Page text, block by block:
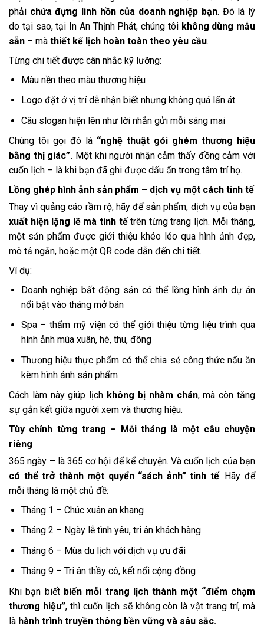
phải chứa đựng linh hồn của doanh nghiệp bạn. Đó là lý
do tại sao, tại In An Thịnh Phát, chúng tôi không dùng mẫu
sẵn – mà thiết kế lịch hoàn toàn theo yêu cầu.
Từng chi tiết được cân nhắc kỹ lưỡng:
Màu nền theo màu thương hiệu
Logo đặt ở vị trí dễ nhận biết nhưng không quá lấn át
Câu slogan hiện lên như lời nhắn gửi mỗi sáng mai
Chúng tôi gọi đó là “nghệ thuật gói ghém thương hiệu
bằng thị giác”. Một khi người nhận cảm thấy đồng cảm với
cuốn lịch – là khi bạn đã ghi được dấu ấn trong tâm trí họ.
Lồng ghép hình ảnh sản phẩm – dịch vụ một cách tinh tế
Thay vì quảng cáo rầm rộ, hãy để sản phẩm, dịch vụ của bạn
xuất hiện lặng lẽ mà tinh tếtrên từng trang lịch. Mỗi tháng,
một sản phẩm được giới thiệu khéo léo qua hình ảnh đẹp,
mô tả ngắn, hoặc một QR code dẫn đến chi tiết.
Ví dụ:
Doanh nghiệp bất động sản có thể lồng hình ảnh dự án
nổi bật vào tháng mở bán
Spa – thẩm mỹ viện có thể giới thiệu từng liệu trình qua
hình ảnh mùa xuân, hè, thu, đông
Thương hiệu thực phẩm có thể chia sẻ công thức nấu ăn
kèm hình ảnh sản phẩm
Cách làm này giúp lịch không bị nhàm chán, mà còn tăng
sự gắn kết giữa người xem và thương hiệu.
Tùy chỉnh từng trang – Mỗi tháng là một câu chuyện
riêng
365 ngày – là 365 cơ hội để kể chuyện. Và cuốn lịch của bạn
có thể trở thành một quyển “sách ảnh” tinh tế. Hãy để
mỗi tháng là một chủ đề:
Tháng 1 – Chúc xuân an khang
Tháng 2 – Ngày lễ tình yêu, tri ân khách hàng
Tháng 6 – Mùa du lịch với dịch vụ ưu đãi
Tháng 9 – Tri ân thầy cô, kết nối cộng đồng
Khi bạn biết biến mỗi trang lịch thành một “điểm chạm
thương hiệu”, thì cuốn lịch sẽ không còn là vật trang trí, mà
là hành trình truyền thông bền vững và sâu sắc.